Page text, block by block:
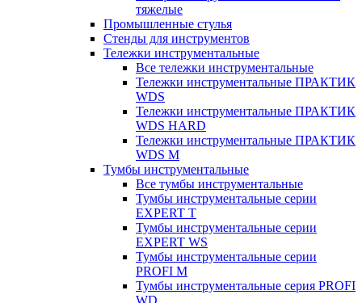
тяжелые
Промышленные стулья
Стенды для инструментов
Тележки инструментальные
Все тележки инструментальные
Тележки инструментальные ПРАКТИК
WDS
Тележки инструментальные ПРАКТИК
WDS HARD
Тележки инструментальные ПРАКТИК
WDS M
Тумбы инструментальные
Все тумбы инструментальные
Тумбы инструментальные серии
EXPERT T
Тумбы инструментальные серии
EXPERT WS
Тумбы инструментальные серии
PROFI M
Тумбы инструментальные серия PROFI
WD